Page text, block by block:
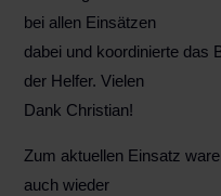
bei allen Einsätzen
dabei und koordinierte das
der Helfer. Vielen
Dank Christian!
Zum aktuellen Einsatz
auch wieder